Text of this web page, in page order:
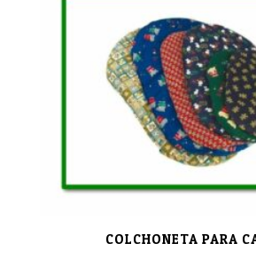
hasta
COLCHONETA PARA